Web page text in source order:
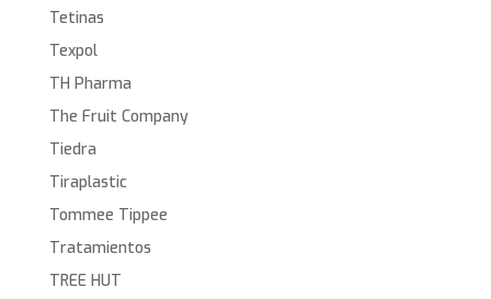
Tetinas
Texpol
TH Pharma
The Fruit Company
Tiedra
Tiraplastic
Tommee Tippee
Tratamientos
TREE HUT